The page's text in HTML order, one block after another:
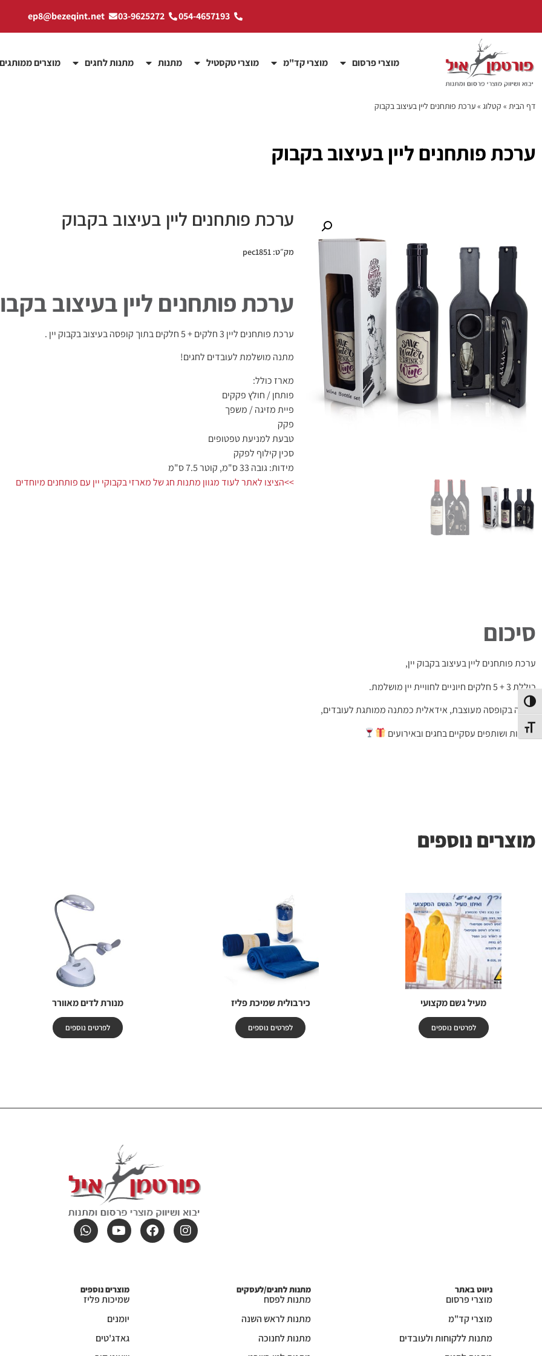
הפעל/כבה ניגודיות גבוהה
מתג גודל גופן
054-4657193
03-9625272
ep8@bezeqint.net
מוצרי פרסום מוצרי קד"מ מוצרי טקסטיל מתנות מתנות לחגים מוצרים
דף הבית » קטלוג »ערכת פותחנים ליין בעיצוב בקבוק
ערכת פותחנים ליין בעיצוב בקבוק
ערכת פותחנים ליין בעיצוב בקבוק
מק״ט: pec1851
ערכת פותחנים ליין בעיצוב
ערכת פותחנים ליין 3 חלקים + 5 חלקים בתוך קופסה בעיצוב בקבוק יין .
מתנה מושלמת לעובדים לחגים!
מארז כולל:
פותחן / חולץ פקקים
פיית מזיגה / משפך
פקק
טבעת למניעת טפטופים
סכין קילוף לפקק
מידות: גובה 33 ס"מ, קוטר 7.5 ס"מ
>>הציצו לאתר לעוד מגוון מתנות חג של מארזי בקבוקי יין עם פותחנים מיוחדים
סיכום
ערכת פותחנים ליין בעיצוב בקבוק יין,
כוללת 3 + 5 חלקים חיוניים לחוויית יין מושלמת.
ארוזה בקופסה מעוצבת, אידאלית כמתנה ממותגת לעובדים,
לקוחות ושותפים עסקיים בחגים ובאירועים
מוצרים נוספים
מעיל גשם מקצועי
לפרטים נוספים
כירבולית שמיכת פליז
לפרטים נוספים
מנורת לדים מאוורר
לפרטים נוספים
ניווט באתר
מוצרי פרסום
מוצרי קד"מ
מתנות ללקוחות ולעובדים
מתנות לחגים/לעסקים
מתנות לפסח
מתנות לראש השנה
מתנות לחנוכה
מוצרים נוספים
שמיכות פליז
יומנים
גאדג'טים